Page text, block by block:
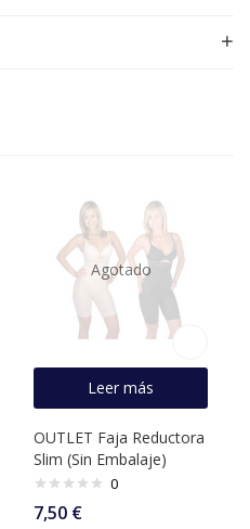
Agotado
Leer más
OUTLET Faja Reductora
Slim (Sin Embalaje)
0
7,50 €